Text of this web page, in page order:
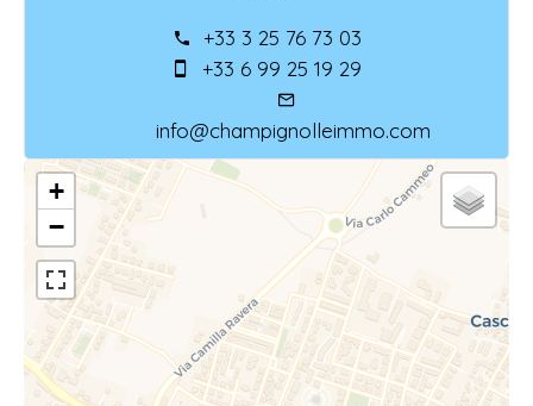
+33 3 25 76 73 03
+33 6 99 25 19 29
info@champignolleimmo.com
+
−